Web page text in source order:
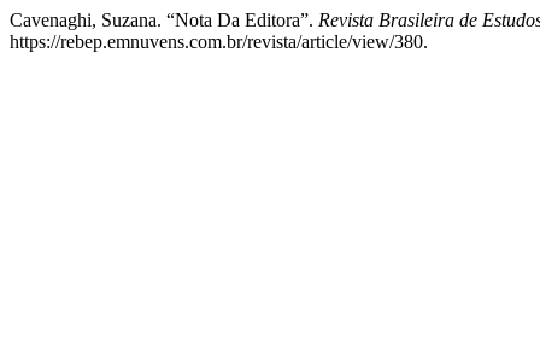
Cavenaghi, Suzana. “Nota Da Editora”. Revista Brasileira de
https://rebep.emnuvens.com.br/revista/article/view/380.